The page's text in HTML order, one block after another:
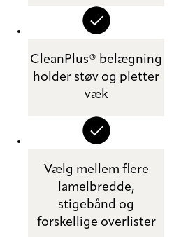
CleanPlus® belægning
holder støv og pletter
væk
Vælg mellem flere
lamelbredde,
stigebånd og
forskellige overlister